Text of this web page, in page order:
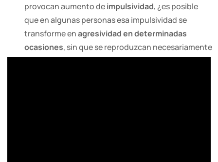
provocan aumento deimpulsividad, ¿es posible
que en algunas personas esa impulsividad se
transforme enagresividad en determinadas
ocasiones, sin que se reproduzcan necesariamente
los ejemplosantisocialesde los juegos?